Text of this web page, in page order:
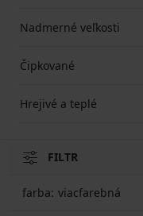
Nadmerné veľkosti
Čipkované
Hrejivé a teplé
FILTR
farba: viacfarebná